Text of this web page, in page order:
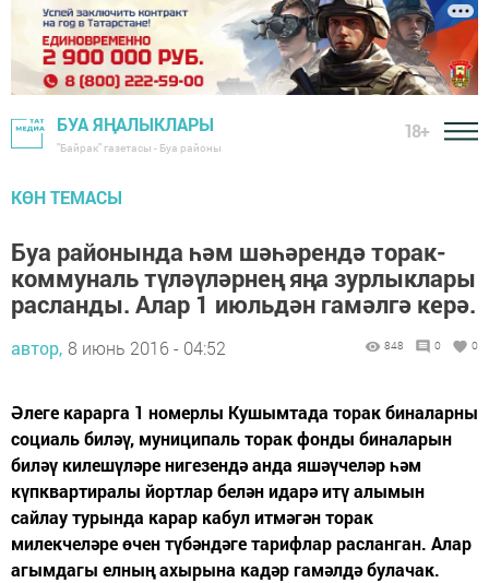
БУА ЯҢАЛЫКЛАРЫ
"Байрак" газетасы - Буа районы
18+
КӨН ТЕМАСЫ
Буа районында һәм шәһәрендә торак-
коммуналь түләүләрнең яңа зурлыклары
расланды. Алар 1 июльдән гамәлгә керә.
автор, 8 июнь 2016 - 04:52 848 0 0
Әлеге карарга 1 номерлы Кушымтада торак биналарны
социаль биләү, муниципаль торак фонды биналарын
биләү килешүләре нигезендә анда яшәүчеләр һәм
күпквартиралы йортлар белән идарә итү алымын
сайлау турында карар кабул итмәгән торак
милекчеләре өчен түбәндәге тарифлар расланган. Алар
агымдагы елның ахырына кадәр гамәлдә булачак.